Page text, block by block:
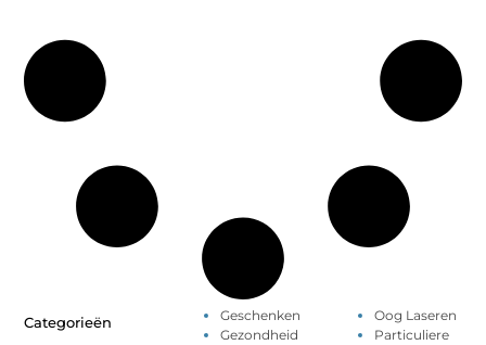
Categorieën
Geschenken
Gezondheid
Oog Laseren
Particuliere